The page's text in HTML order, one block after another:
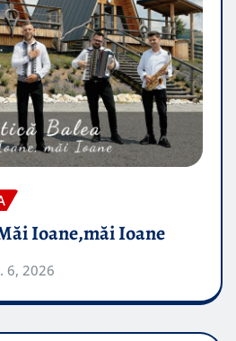
Ioane,măi Ioane
6, 2026